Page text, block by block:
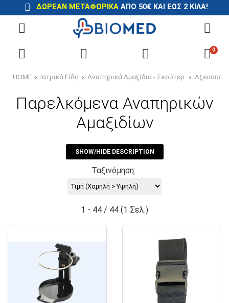
ΔΩΡΕΑΝ ΜΕΤΑΦΟΡΙΚΑΑΠΟ 50€ ΚΑΙ ΕΩΣ 2 ΚΙΛΑ!
0
HOME Ιατρικά Είδη Αναπηρικά Αμαξίδια - Σκούτερ Αξεσουάρ
Παρελκόμενα Αναπηρικών
Αμαξιδίων
SHOW/HIDE DESCRIPTION
Ταξινόμηση:
1 - 44 / 44 (1 Σελ.)